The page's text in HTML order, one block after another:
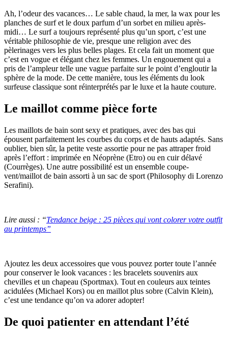
Ah, l’odeur des vacances… Le sable chaud, la mer, la wax pour les
planches de surf et le doux parfum d’un sorbet en milieu après-
midi… Le surf a toujours représenté plus qu’un sport, c’est une
véritable philosophie de vie, presque une religion avec des
pèlerinages vers les plus belles plages. Et cela fait un moment que
c’est en vogue et élégant chez les femmes. Un engouement qui a
pris de l’ampleur telle une vague parfaite sur le point d’engloutir la
sphère de la mode. De cette manière, tous les éléments du look
surfeuse classique sont réinterprétés par le luxe et la haute couture.
Le maillot comme pièce forte
Les maillots de bain sont sexy et pratiques, avec des bas qui
épousent parfaitement les courbes du corps et de hauts adaptés. Sans
oublier, bien sûr, la petite veste assortie pour ne pas attraper froid
après l’effort : imprimée en Néoprène (Etro) ou en cuir délavé
(Courrèges). Une autre possibilité est un ensemble coupe-
vent/maillot de bain assorti à un sac de sport (Philosophy di Lorenzo
Serafini).
Lire aussi : “Tendance beige : 25 pièces qui vont colorer votre outfit
au printemps”
Ajoutez les deux accessoires que vous pouvez porter toute l’année
pour conserver le look vacances : les bracelets souvenirs aux
chevilles et un chapeau (Sportmax). Tout en couleurs aux teintes
acidulées (Michael Kors) ou en maillot plus sobre (Calvin Klein),
c’est une tendance qu’on va adorer adopter!
De quoi patienter en attendant l’été